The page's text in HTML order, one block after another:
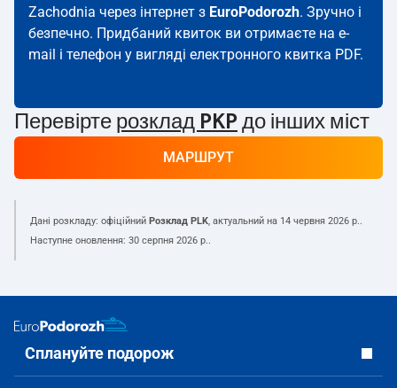
Zachodnia через інтернет з EuroPodorozh. Зручно і
безпечно. Придбаний квиток ви отримаєте на e-
mail і телефон у вигляді електронного квитка PDF.
Перевірте розклад PKP до інших міст
МАРШРУТ
Дані розкладу: офіційний Розклад PLK, актуальний на 14 червня 2026 р..
Наступне оновлення: 30 серпня 2026 р..
Сплануйте подорож